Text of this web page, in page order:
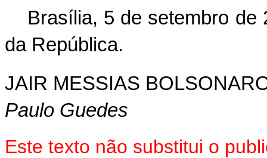
Brasília, 5 de setembro de
da República.
JAIR MESSIAS
Paulo Guedes
Este texto não substitui o